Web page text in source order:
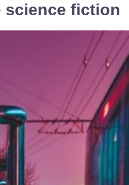
science fiction